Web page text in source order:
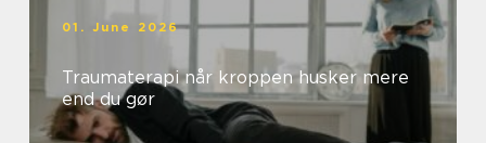
01. June 2026
Traumaterapi når kroppen husker mere
end du gør